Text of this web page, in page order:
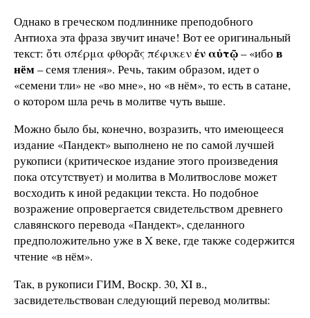
Однако в греческом подлиннике преподобного
Антиоха эта фраза звучит иначе! Вот ее оригинальный
текст: ὅτι σπέρμα φθορᾶς πέφυκενἐν αὐτῷ– «ибо в
нём – семя тления». Речь, таким образом, идет о
«семени тли» не «во мне», но «в нём», то есть в сатане,
о котором шла речь в молитве чуть выше.
Можно было бы, конечно, возразить, что имеющееся
издание «Пандект» выполнено не по самой лучшей
рукописи (критическое издание этого произведения
пока отсутствует) и молитва в Молитвослове может
восходить к иной редакции текста. Но подобное
возражение опровергается свидетельством древнего
славянского перевода «Пандект», сделанного
предположительно уже в Χ веке, где также содержится
чтение «в нём».
Так, в рукописи ГИМ, Воскр. 30, ΧΙ в.,
засвидетельствован следующий перевод молитвы: